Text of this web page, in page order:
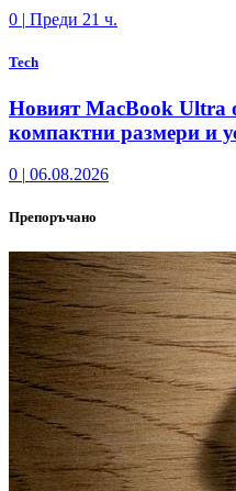
0 | Преди 21 ч.
Tech
Новият MacBook Ultra
компактни размери и
0 | 06.08.2026
Препоръчано